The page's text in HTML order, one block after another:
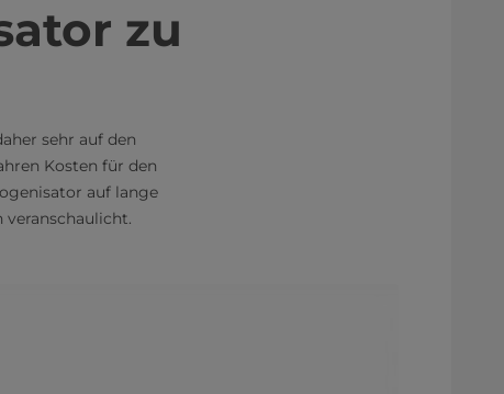
zu
sehr auf den
Kosten für den
auf lange
veranschaulicht.